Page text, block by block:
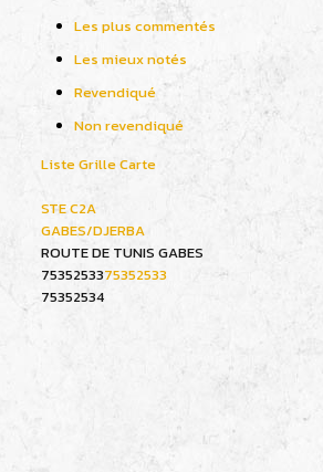
Les plus commentés
Les mieux notés
Revendiqué
Non revendiqué
ListeGrilleCarte
STE C2A
GABES/DJERBA
ROUTE DE TUNIS GABES
7535253375352533
75352534